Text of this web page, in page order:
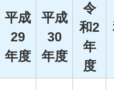
平成
29
年度
平成
30
年度
令
和2
年
度